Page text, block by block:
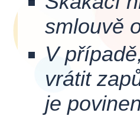
smlouvě
V
vrátit
je